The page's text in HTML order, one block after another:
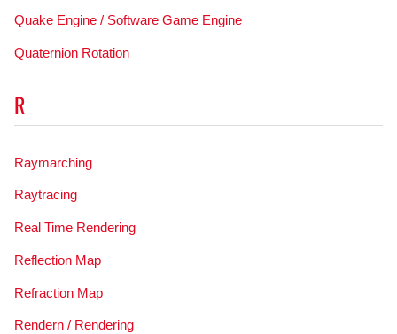
Quake Engine / Software Game Engine
Quaternion Rotation
R
Raymarching
Raytracing
Real Time Rendering
Reflection Map
Refraction Map
Rendern / Rendering